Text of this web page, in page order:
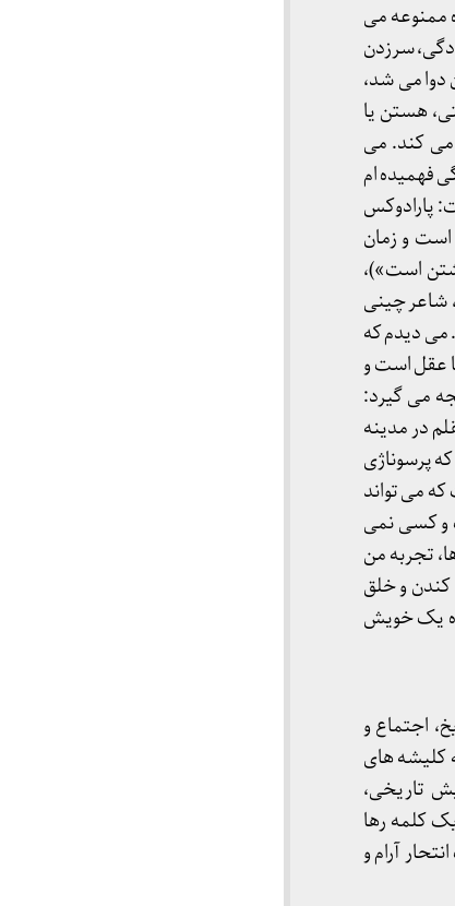
ممنوعه می
سرزدن
دوا می شد،
شریعتی، هستن یا
می کند. می
فهمیده ام
پارادوکس
است و زمان
است»)،
شاعر چینی
می دیدم که
عقل است و
می گیرد:
در مدینه
پرسوناژی
می تواند
و کسی نمی
تجربه من
و خلق
است» (هبوط- ص 107) سخن از خاطره یک خویش
اجتماع و
کلیشه های
تاریخی،
کلمه رها
آرام و